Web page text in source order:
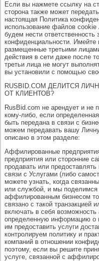
Если вы нажмете ссылку на
сторона также может
настоящая Политика
использование файлов
будем нести ответственность
конфиденциальности.
размещенные третьими
действия в сети даже после
третьи лица не могут
вы установили с помощью
RUSBID.COM ДЕЛИТСЯ
ОТ КЛИЕНТОВ?
RusBid.com не арендует и
кому-либо, если
быть передана в связи с
можем передавать вашу
описано в этом разделе:
Аффилированные
предприятия или сторонние
продавать или
связи с Услугами (либо
можете узнать, когда
или службой, и мы
аффилированным бизнесом
связано с такой транзакцией
включать в себя возможность
определенную информацию о
им предоставить услуги
контролируем политику и
компаний в отношении
поэтому, если вы решите
услуге, связанной с